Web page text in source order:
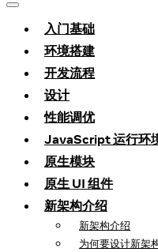
入门基础
环境搭建
开发流程
设计
性能调优
JavaScript 运行环
原生模块
原生 UI 组件
新架构介绍
新架构介绍
为何要设计新架